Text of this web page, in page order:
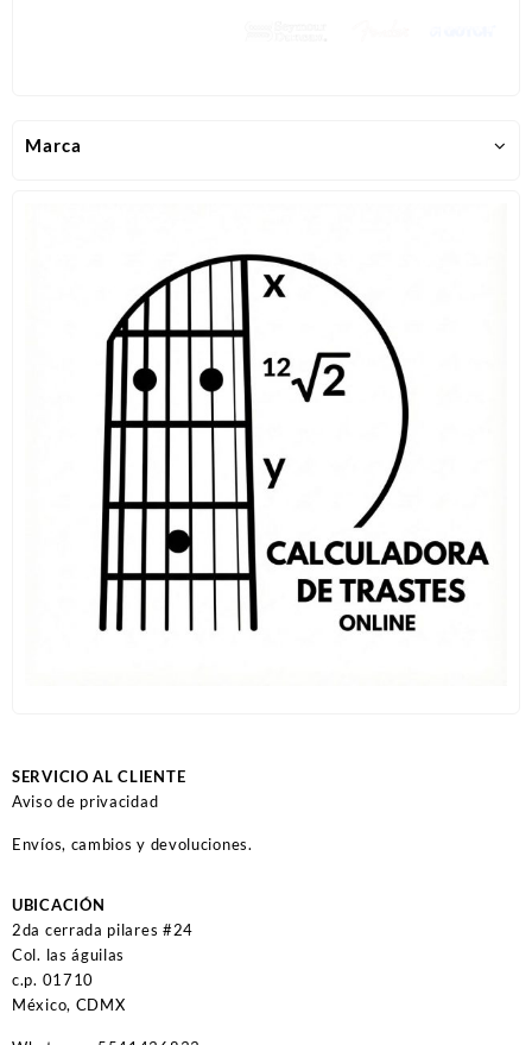
Marca
SERVICIO AL CLIENTE
Aviso de privacidad
Envíos, cambios y devoluciones.
UBICACIÓN
2da cerrada pilares #24
Col. las águilas
c.p. 01710
México, CDMX